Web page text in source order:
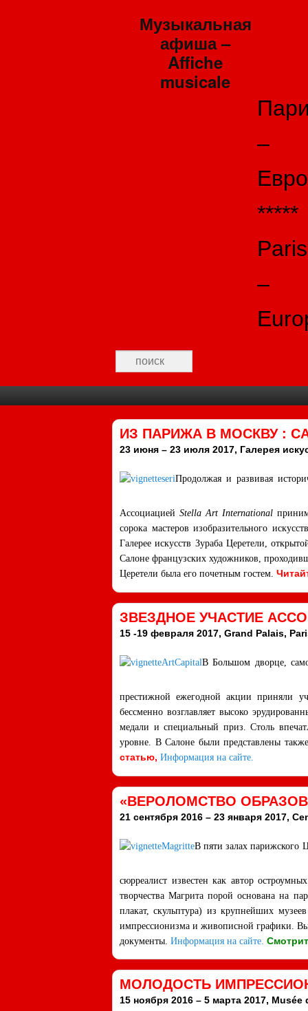
Музыкальная
афиша –
Affiche
musicale
–
*****
Paris
–
Recherche
ИЗ ПАРИЖА В МОСКВУ :
23 июня – 23 июля 2017, Галерея
Продолжая и развивая
АссоциациейStella Art International
сорока мастеров изобразительного
Галерее искусств Зураба Церетели,
Салоне французских художников,
Церетели была его почетным гостем.
ЗВЕЗДНОЕ УЧАСТИЕ
15 -19 февраля 2017, Grand Palais,
В Большом дворце,
престижной ежегодной акции приняли
бессменно возглавляет высоко
медали и специальный приз. Столь
уровне. В Салоне были представлены
статью, Информация на сайте.
«ВЕРОЛОМСТВО
21 сентября 2016 – 23 января 2017,
В пяти залах парижского
сюрреалист известен как автор
творчества Магрита порой основана на
плакат, скульптура) из крупнейших
импрессионизма и живописной графики.
документы. Информация на сайте.
МОЛОДОСТЬ
15 ноября 2016 – 5 марта 2017, Musée